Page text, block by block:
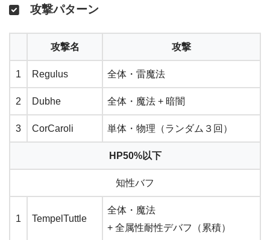
攻撃パターン
攻撃名 攻撃
1 Regulus 全体・雷魔法
2 Dubhe 全体・魔法 + 暗闇
3 CorCaroli 単体・物理（ランダム３回）
HP50%以下
知性バフ
1 TempelTuttle
全体・魔法
+ 全属性耐性デバフ（累積）